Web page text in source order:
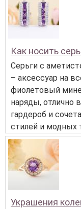
Как носить
Серьги с
– аксессуар на
фиолетовый
наряды, отлично
гардероб и
стилей и модных
Украшения